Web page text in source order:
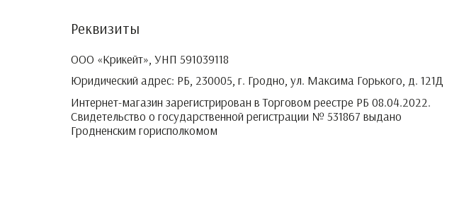
Реквизиты
ООО «Крикейт», УНП 591039118
Юридический адрес: РБ, 230005, г. Гродно, ул. Максима Горького, д. 121Д
Интернет-магазин зарегистрирован в Торговом реестре РБ 08.04.2022.
Свидетельство о государственной регистрации № 531867 выдано
Гродненским горисполкомом